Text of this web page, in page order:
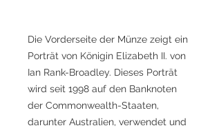
Die Vorderseite der Münze zeigt ein
Porträt von Königin Elizabeth II. von
Ian Rank-Broadley. Dieses Porträt
wird seit 1998 auf den Banknoten
der Commonwealth-Staaten,
darunter Australien, verwendet und